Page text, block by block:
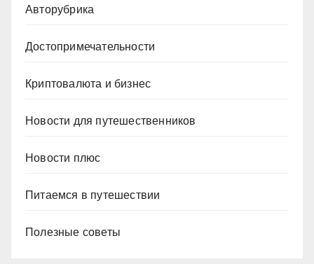
Авторубрика
Достопримечательности
Криптовалюта и бизнес
Новости для путешественников
Новости плюс
Питаемся в путешествии
Полезные советы